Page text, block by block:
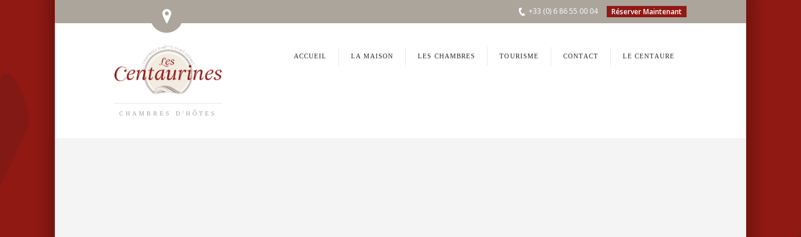
Réserver Maintenant
+33 (0) 6 86 55 00 04
CHAMBRES D'HÔTES
ACCUEIL LA MAISON LES CHAMBRES TOURISME CONTACT LE CENTAURE